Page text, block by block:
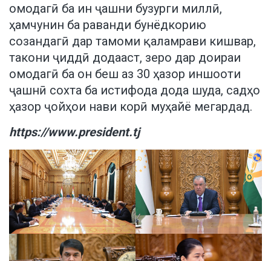
омодагӣ ба ин ҷашни бузурги миллӣ,
ҳамчунин ба раванди бунёдкорию
созандагӣ дар тамоми қаламрави кишвар,
такони ҷиддӣ додааст, зеро дар доираи
омодагӣ ба он беш аз 30 ҳазор иншооти
ҷашнӣ сохта ба истифода дода шуда, садҳо
ҳазор ҷойҳои нави корӣ муҳайё мегардад.
https://www.president.tj